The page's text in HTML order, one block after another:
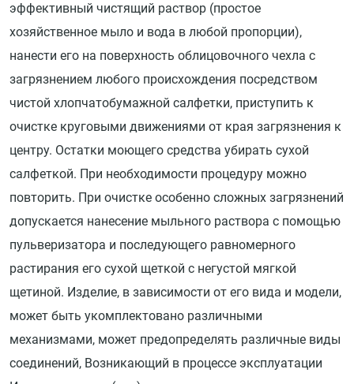
эффективный чистящий раствор (простое
хозяйственное мыло и вода в любой пропорции),
нанести его на поверхность облицовочного чехла с
загрязнением любого происхождения посредством
чистой хлопчатобумажной салфетки, приступить к
очистке круговыми движениями от края загрязнения к
центру. Остатки моющего средства убирать сухой
салфеткой. При необходимости процедуру можно
повторить. При очистке особенно сложных загрязнений
допускается нанесение мыльного раствора с помощью
пульверизатора и последующего равномерного
растирания его сухой щеткой с негустой мягкой
щетиной. Изделие, в зависимости от его вида и модели,
может быть укомплектовано различными
механизмами, может предопределять различные виды
соединений, Возникающий в процессе эксплуатации